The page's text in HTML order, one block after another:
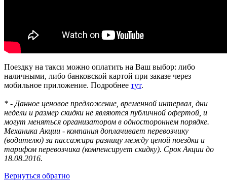
Поездку на такси можно оплатить на Ваш выбор: либо
наличными, либо банковской картой при заказе через
мобильное приложение. Подробнее тут.
* - Данное ценовое предложение, временной интервал, дни
недели и размер скидки не являются публичной офертой, и
могут меняться организатором в одностороннем порядке.
Механика Акции - компания доплачивает перевозчику
(водителю) за пассажира разницу между ценой поездки и
тарифом перевозчика (компенсирует скидку). Срок Акции до
18.08.2016.
Вернуться обратно